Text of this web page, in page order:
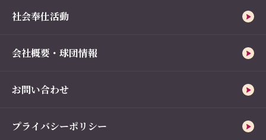
社会奉仕活動
会社概要・球団情報
お問い合わせ
プライバシーポリシー